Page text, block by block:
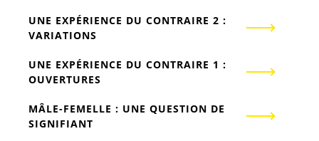
UNE EXPÉRIENCE DU CONTRAIRE 2 :
VARIATIONS
UNE EXPÉRIENCE DU CONTRAIRE 1 :
OUVERTURES
MÂLE-FEMELLE : UNE QUESTION DE
SIGNIFIANT